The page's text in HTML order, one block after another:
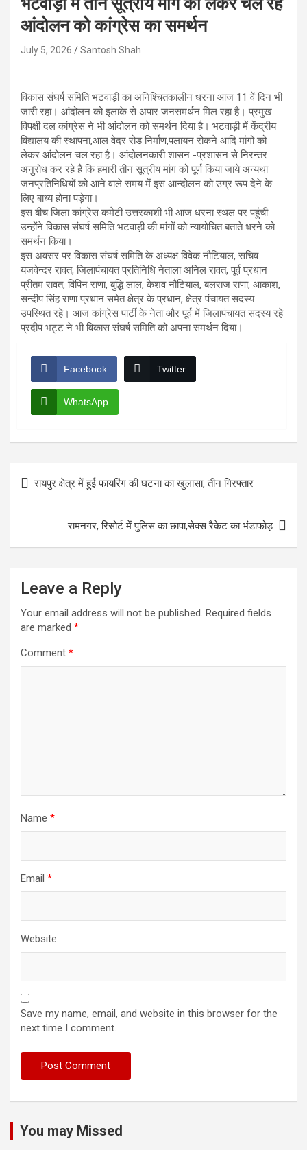
आंदोलन को कांग्रेस का समर्थन
July 5, 2026 Santosh Shah
विकास संघर्ष समिति भटवाड़ी का अनिश्चितकालीन धरना आज 11 वें दिन भी
जारी रहा। आंदोलन को इलाके से अपार जनसमर्थन मिल रहा है। प्रमुख
विपक्षी दल कांग्रेस ने भी आंदोलन को समर्थन दिया है। भटवाड़ी में केंद्रीय
विद्यालय की स्थापना,आल वेदर रोड निर्माण,पलायन रोकने आदि मांगों को
लेकर आंदोलन चल रहा है। आंदोलनकारी शासन -प्रशासन से निरन्तर
अनुरोध कर रहे हैं कि हमारी तीन सूत्रीय मांग को पूर्ण किया जाये अन्यथा
जनप्रतिनिधियों को आने वाले समय में इस आन्दोलन को उग्र रूप देने के
लिए बाध्य होना पड़ेगा।
इस बीच जिला कांग्रेस कमेटी उत्तरकाशी भी आज धरना स्थल पर पहुंची
उन्होंने विकास संघर्ष समिति भटवाड़ी की मांगों को न्यायोचित बताते धरने को
समर्थन किया।
इस अवसर पर विकास संघर्ष समिति के अध्यक्ष विवेक नौटियाल, सचिव
यजवेन्दर रावत, जिलापंचायत प्रतिनिधि नेताला अनिल रावत, पूर्व प्रधान
प्रीतम रावत, विपिन राणा, बुद्धि लाल, केशव नौटियाल, बलराज राणा, आकाश,
सन्दीप सिंह राणा प्रधान समेत क्षेत्र के प्रधान, क्षेत्र पंचायत सदस्य
उपस्थित रहे। आज कांग्रेस पार्टी के नेता और पूर्व में जिलापंचायत सदस्य रहे
प्रदीप भट्ट ने भी विकास संघर्ष समिति को अपना समर्थन दिया।
Facebook Twitter
WhatsApp
navigation
रायपुर क्षेत्र में हुई फायरिंग की घटना का खुलासा, तीन गिरफ्तार
रामनगर, रिसोर्ट में पुलिस का छापा,सेक्स रैकेट का भंडाफोड़
Leave a Reply
Your email address will not be published. Required fields
are marked *
Comment *
Name *
Email *
Website
Save my name, email, and website in this browser for the
next time I comment.
You may Missed